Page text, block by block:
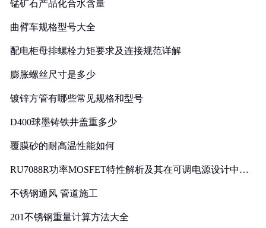
锰矿石产品化合水含量
曲臂车规格型号大全
配电柜母排螺栓力矩要求及连接规范详解
膨胀螺丝尺寸是多少
镀锌方管有哪些常见规格和型号
D400球墨铸铁井盖重多少
覆膜砂的耐高温性能如何
RU7088R功率MOSFET特性解析及其在可调电源设计中的
不锈钢通风 管道施工
201不锈钢重量计算方法大全